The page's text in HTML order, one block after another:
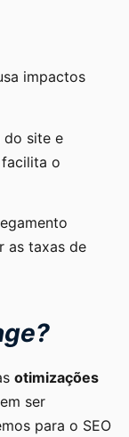
impactos
do site e
o
as taxas de
otimizações
ser
para o SEO